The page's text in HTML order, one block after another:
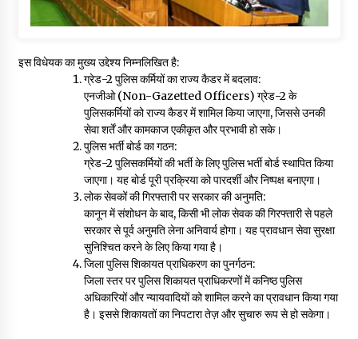
इस विधेयक का मुख्य उद्देश्य निम्नलिखित है:
ग्रेड-2 पुलिस कर्मियों का राज्य कैडर में बदलाव:
एनजीओ (Non-Gazetted Officers) ग्रेड-2 के
पुलिसकर्मियों को राज्य कैडर में शामिल किया जाएगा, जिससे उनकी
सेवा शर्तें और कामकाज एकीकृत और प्रभावी हो सके।
पुलिस भर्ती बोर्ड का गठन:
ग्रेड-2 पुलिसकर्मियों की भर्ती के लिए पुलिस भर्ती बोर्ड स्थापित किया
जाएगा। यह बोर्ड पूरी प्रक्रिया को पारदर्शी और निष्पक्ष बनाएगा।
लोक सेवकों की गिरफ्तारी पर सरकार की अनुमति:
कानून में संशोधन के बाद, किसी भी लोक सेवक की गिरफ्तारी से पहले
सरकार से पूर्व अनुमति लेना अनिवार्य होगा। यह प्रावधान सेवा सुरक्षा
सुनिश्चित करने के लिए किया गया है।
जिला पुलिस शिकायत प्राधिकरण का पुनर्गठन:
जिला स्तर पर पुलिस शिकायत प्राधिकरणों में कनिष्ठ पुलिस
अधिकारियों और न्यायवादियों को शामिल करने का प्रावधान किया गया
है। इससे शिकायतों का निपटारा तेज़ और सुचारु रूप से हो सकेगा।